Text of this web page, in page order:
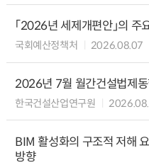
「2026년 세제개편안」의 주
국회예산정책처 2026.08.07
2026년 7월 월간건설법제
한국건설산업연구원
BIM 활성화의 구조적 저해
방향